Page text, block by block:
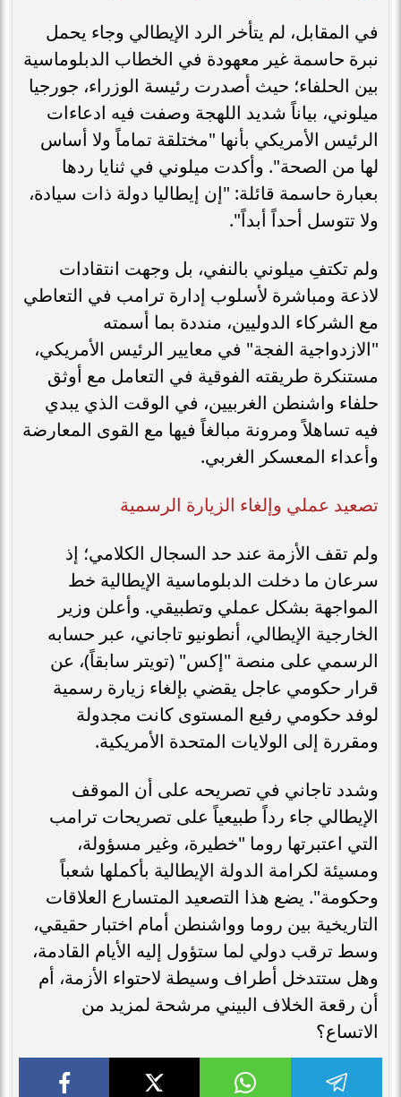
في المقابل، لم يتأخر الرد الإيطالي وجاء يحمل
نبرة حاسمة غير معهودة في الخطاب الدبلوماسية
بين الحلفاء؛ حيث أصدرت رئيسة الوزراء، جورجيا
ميلوني، بياناً شديد اللهجة وصفت فيه ادعاءات
الرئيس الأمريكي بأنها "مختلقة تماماً ولا أساس
لها من الصحة". وأكدت ميلوني في ثنايا ردها
بعبارة حاسمة قائلة: "إن إيطاليا دولة ذات سيادة،
ولا تتوسل أحداً أبداً".
​ولم تكتفِ ميلوني بالنفي، بل وجهت انتقادات
لاذعة ومباشرة لأسلوب إدارة ترامب في التعاطي
مع الشركاء الدوليين، منددة بما أسمته
"الازدواجية الفجة" في معايير الرئيس الأمريكي،
مستنكرة طريقته الفوقية في التعامل مع أوثق
حلفاء واشنطن الغربيين، في الوقت الذي يبدي
فيه تساهلاً ومرونة مبالغاً فيها مع القوى المعارضة
وأعداء المعسكر الغربي.
​تصعيد عملي وإلغاء الزيارة الرسمية
​ولم تقف الأزمة عند حد السجال الكلامي؛ إذ
سرعان ما دخلت الدبلوماسية الإيطالية خط
المواجهة بشكل عملي وتطبيقي. وأعلن وزير
الخارجية الإيطالي، أنطونيو تاجاني، عبر حسابه
الرسمي على منصة "إكس" (تويتر سابقاً)، عن
قرار حكومي عاجل يقضي بإلغاء زيارة رسمية
لوفد حكومي رفيع المستوى كانت مجدولة
ومقررة إلى الولايات المتحدة الأمريكية.
​وشدد تاجاني في تصريحه على أن الموقف
الإيطالي جاء رداً طبيعياً على تصريحات ترامب
التي اعتبرتها روما "خطيرة، وغير مسؤولة،
ومسيئة لكرامة الدولة الإيطالية بأكملها شعباً
وحكومة". يضع هذا التصعيد المتسارع العلاقات
التاريخية بين روما وواشنطن أمام اختبار حقيقي،
وسط ترقب دولي لما ستؤول إليه الأيام القادمة،
وهل ستتدخل أطراف وسيطة لاحتواء الأزمة، أم
أن رقعة الخلاف البيني مرشحة لمزيد من
الاتساع؟